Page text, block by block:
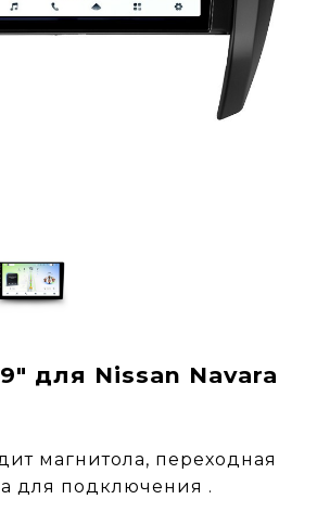
для Nissan Navara
магнитола, переходная
для подключения .